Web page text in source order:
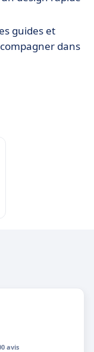
guides et
dans
avis